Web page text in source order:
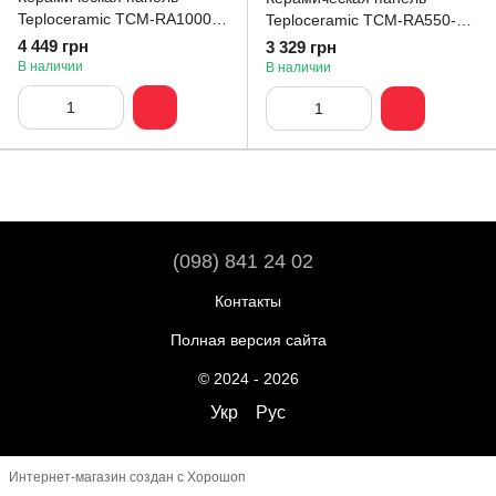
Teploceramic TCM-RA1000-
12073
4 449 грн
В наличии
Teploceramic TCM-RA550-
49202
3 329 грн
В наличии
(098) 841 24 02
Контакты
Полная версия сайта
© 2024 - 2026
Укр Рус
Интернет-магазин создан с Хорошоп